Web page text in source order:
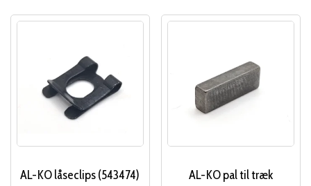
AL-KO låseclips (543474)
AL-KO pal til træk